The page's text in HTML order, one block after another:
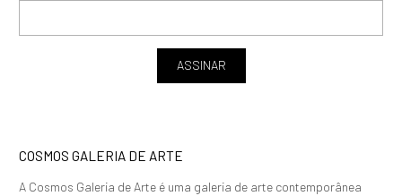
ASSINAR
COSMOS GALERIA DE ARTE
A Cosmos Galeria de Arte é uma galeria de arte contemporânea